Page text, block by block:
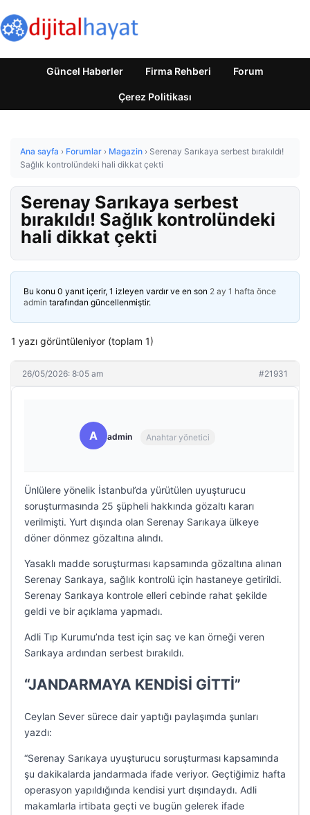
Güncel Haberler Firma Rehberi Forum
Çerez Politikası
Ana sayfa › Forumlar › Magazin › Serenay Sarıkaya serbest bırakıldı!
Sağlık kontrolündeki hali dikkat çekti
Serenay Sarıkaya serbest
bırakıldı! Sağlık kontrolündeki
hali dikkat çekti
Bu konu 0 yanıt içerir, 1 izleyen vardır ve en son 2 ay 1 hafta önce
admin tarafından güncellenmiştir.
1 yazı görüntüleniyor (toplam 1)
26/05/2026: 8:05 am #21931
A admin Anahtar yönetici
Ünlülere yönelik İstanbul’da yürütülen uyuşturucu
soruşturmasında 25 şüpheli hakkında gözaltı kararı
verilmişti. Yurt dışında olan Serenay Sarıkaya ülkeye
döner dönmez gözaltına alındı.
Yasaklı madde soruşturması kapsamında gözaltına alınan
Serenay Sarıkaya, sağlık kontrolü için hastaneye getirildi.
Serenay Sarıkaya kontrole elleri cebinde rahat şekilde
geldi ve bir açıklama yapmadı.
Adli Tıp Kurumu’nda test için saç ve kan örneği veren
Sarıkaya ardından serbest bırakıldı.
“JANDARMAYA KENDİSİ GİTTİ”
Ceylan Sever sürece dair yaptığı paylaşımda şunları
yazdı:
“Serenay Sarıkaya uyuşturucu soruşturması kapsamında
şu dakikalarda jandarmada ifade veriyor. Geçtiğimiz hafta
operasyon yapıldığında kendisi yurt dışındaydı. Adli
makamlarla irtibata geçti ve bugün gelerek ifade